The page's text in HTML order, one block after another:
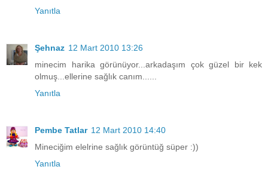
Yanıtla
Şehnaz 12 Mart 2010 13:26
minecim harika görünüyor...arkadaşım çok güzel bir kek
olmuş...ellerine sağlık canım......
Yanıtla
Pembe Tatlar 12 Mart 2010 14:40
Mineciğim elelrine sağlık görüntüğ süper :))
Yanıtla